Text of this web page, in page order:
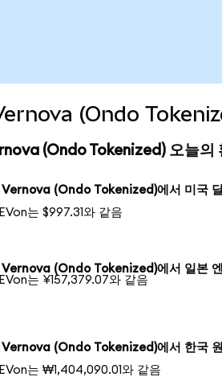
(Ondo
(Ondo Tokenized) 오늘의
Vernova (Ondo Tokenized)에서 미국
는 $997.31와 같음
Vernova (Ondo Tokenized)에서 일본 엔
는 ¥157,379.07와 같음
Vernova (Ondo Tokenized)에서 한국 원
는 ₩1,404,090.01와 같음